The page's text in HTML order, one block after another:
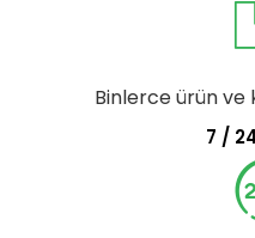
Binlerce ürün
7 /